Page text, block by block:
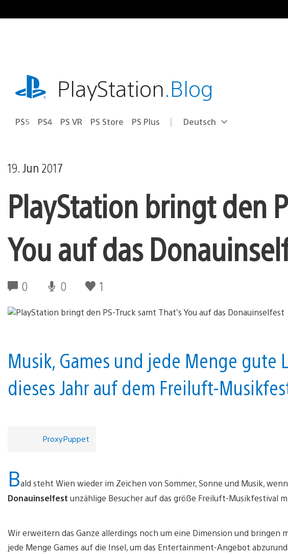
Inhalt
playstation.comPlayStation.Blog
PS5 PS4 PS VR PS Store PS Plus Select
Aktuelle
Deutsch
19. Jun 2017
PlayStation bringt den
You auf das
0 0 1
Musik, Games und jede Menge gute
dieses Jahr auf dem Freiluft-
ProxyPuppet
Bald steht Wien wieder im Zeichen von Sommer, Sonne und Musik,
Donauinselfest unzählige Besucher auf das größe Freiluft-Musikfestival
Wir erweitern das Ganze allerdings noch um eine Dimension und bringen
jede Menge Games auf die Insel, um das Entertainment-Angebot